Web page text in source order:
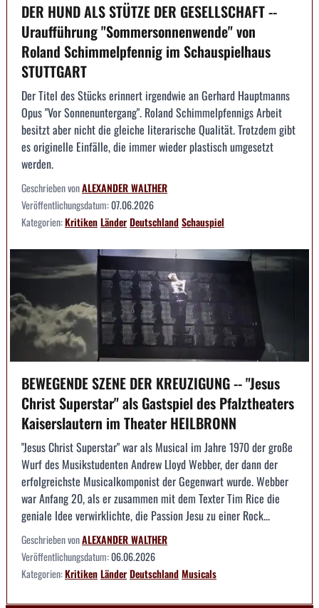
DER HUND ALS STÜTZE DER GESELLSCHAFT --
Uraufführung "Sommersonnenwende" von
Roland Schimmelpfennig im Schauspielhaus
STUTTGART
Der Titel des Stücks erinnert irgendwie an Gerhard Hauptmanns
Opus "Vor Sonnenuntergang". Roland Schimmelpfennigs Arbeit
besitzt aber nicht die gleiche literarische Qualität. Trotzdem gibt
es originelle Einfälle, die immer wieder plastisch umgesetzt
werden.
Geschrieben vonALEXANDER WALTHER
Veröffentlichungsdatum:07.06.2026
Kategorien:KritikenLänderDeutschlandSchauspiel
BEWEGENDE SZENE DER KREUZIGUNG -- "Jesus
Christ Superstar" als Gastspiel des Pfalztheaters
Kaiserslautern im Theater HEILBRONN
"Jesus Christ Superstar" war als Musical im Jahre 1970 der große
Wurf des Musikstudenten Andrew Lloyd Webber, der dann der
erfolgreichste Musicalkomponist der Gegenwart wurde. Webber
war Anfang 20, als er zusammen mit dem Texter Tim Rice die
geniale Idee verwirklichte, die Passion Jesu zu einer Rock...
Geschrieben vonALEXANDER WALTHER
Veröffentlichungsdatum:06.06.2026
Kategorien:KritikenLänderDeutschlandMusicals